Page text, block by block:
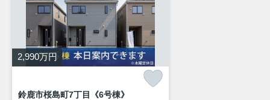
2,990万円
鈴鹿市桜島町7丁目《6号棟》